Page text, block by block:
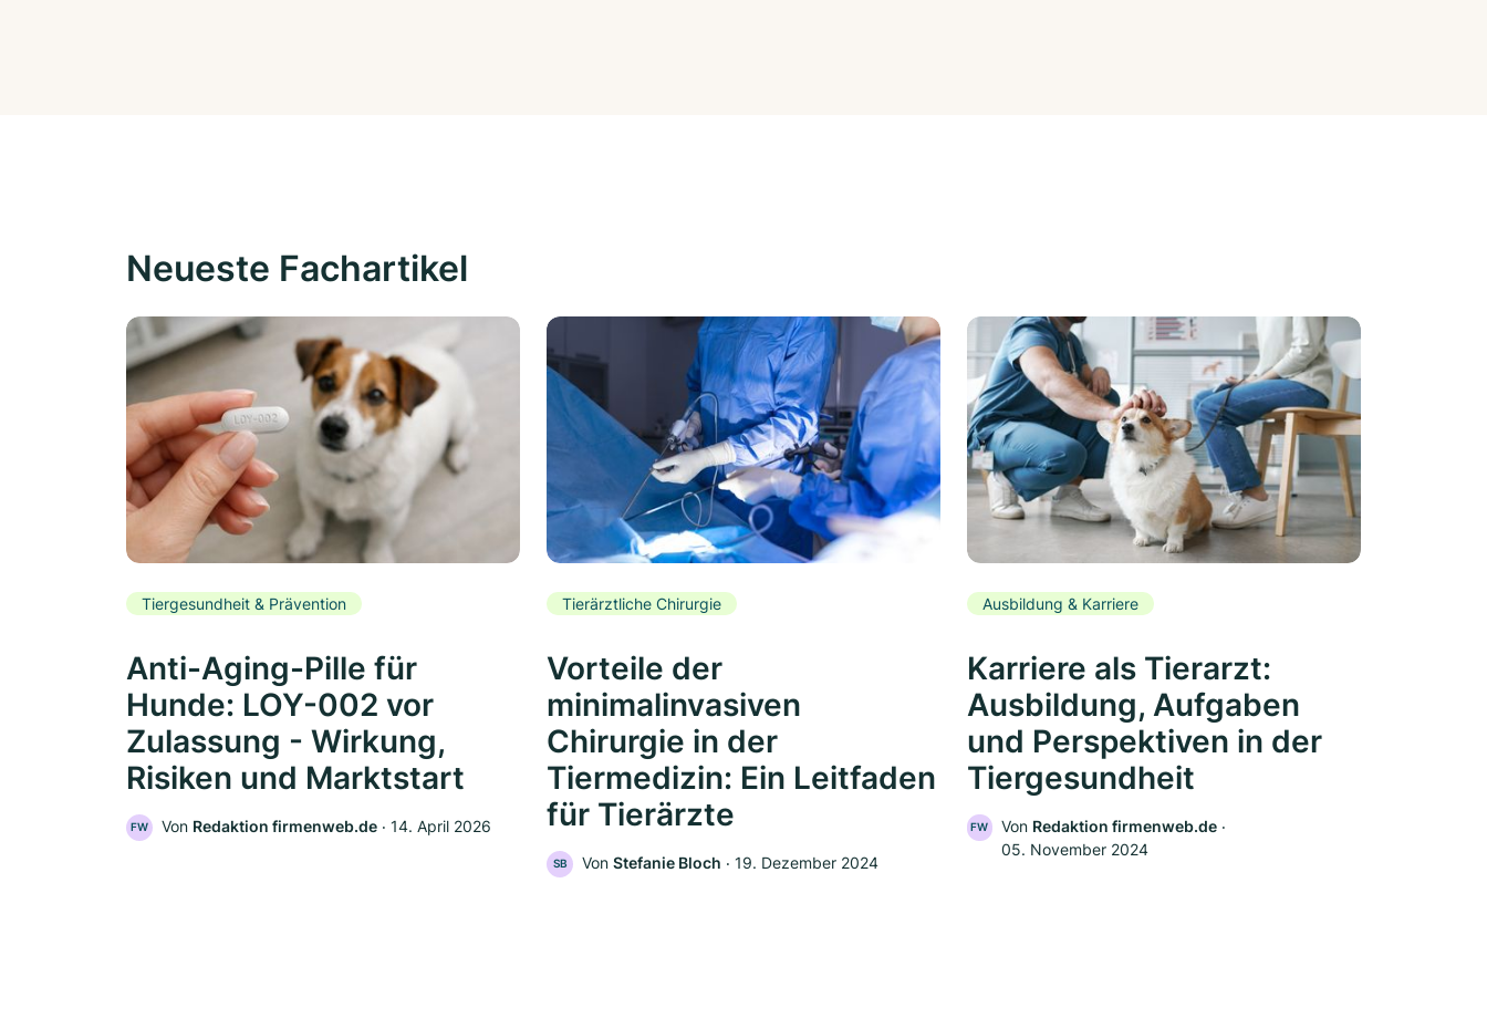
Neueste Fachartikel
Tiergesundheit & Prävention
Anti-Aging-Pille für
Hunde: LOY-002 vor
Zulassung - Wirkung,
Risiken und Marktstart
FW Von Redaktion firmenweb.de ‧ 14. April 2026
Tierärztliche Chirurgie
Vorteile der
minimalinvasiven
Chirurgie in der
Tiermedizin: Ein Leitfaden
für Tierärzte
SB Von Stefanie Bloch ‧ 19. Dezember 2024
Ausbildung & Karriere
Karriere als Tierarzt:
Ausbildung, Aufgaben
und Perspektiven in der
Tiergesundheit
FW Von Redaktion firmenweb.de‧
05. November 2024